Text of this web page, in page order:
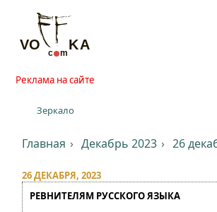
Реклама на сайте
Зеркало
Главная Декабрь 2023 26
26 ДЕКАБРЯ, 2023
РЕВНИТЕЛЯМ РУССКОГО ЯЗЫКА⁠⁠